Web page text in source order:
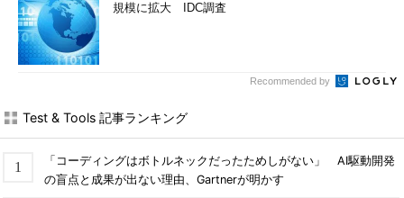
規模に拡大 IDC調査
Recommended by
Test & Tools 記事ランキング
「コーディングはボトルネックだったためしがない」 AI駆動開発
の盲点と成果が出ない理由、Gartnerが明かす